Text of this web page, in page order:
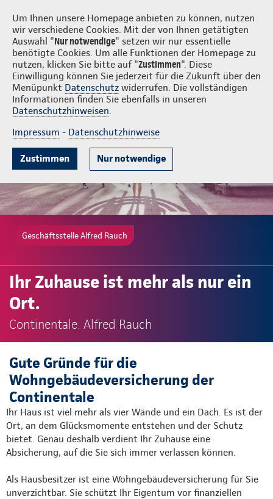
Um Ihnen unsere Homepage anbieten zu können, nutzen
wir verschiedene Cookies. Mit der von Ihnen getätigten
Auswahl "Nur notwendige" setzen wir nur essentielle
benötigte Cookies. Um alle Funktionen der Homepage zu
nutzen, klicken Sie bitte auf "Zustimmen". Diese
Einwilligung können Sie jederzeit für die Zukunft über den
Menüpunkt Datenschutz widerrufen. Die vollständigen
Informationen finden Sie ebenfalls in unseren
Datenschutzhinweisen.
Impressum - Datenschutzhinweise
Zustimmen Nur notwendige
Alfred Rauch Login
Gute Gründe Tarife & Leistungen Wissenswertes Beratung &
Geschäftsstelle Alfred Rauch
Ihr Zuhause ist mehr als nur ein
Ort.
Continentale: Alfred Rauch
Gute Gründe für die
Wohngebäudeversicherung der
Continentale
Ihr Haus ist viel mehr als vier Wände und ein Dach. Es ist der
Ort, an dem Glücksmomente entstehen und der Schutz
bietet. Genau deshalb verdient Ihr Zuhause eine
Absicherung, auf die Sie sich immer verlassen können.
Als Hausbesitzer ist eine Wohngebäudeversicherung für Sie
unverzichtbar. Sie schützt Ihr Eigentum vor finanziellen